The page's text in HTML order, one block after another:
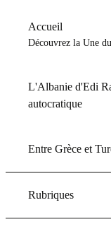
Accueil
Découvrez la Une
L'Albanie d'Edi
autocratique
Entre Grèce et
Rubriques